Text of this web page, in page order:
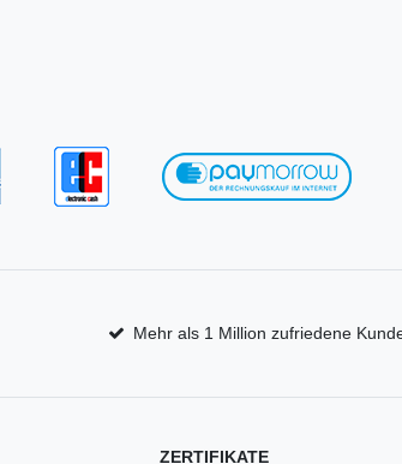
Mehr als 1 Million zufriedene
ZERTIFIKATE